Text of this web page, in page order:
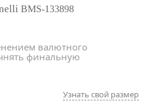
BMS-133898
валютного
финальную
Узнать свой размер